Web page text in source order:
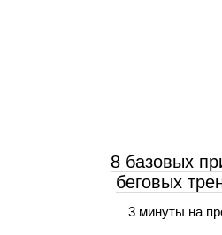
8 базовых
беговых
3 минуты на